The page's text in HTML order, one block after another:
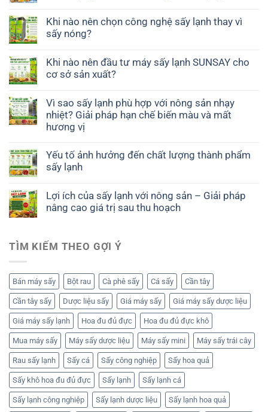
Khi nào nên chọn công nghệ sấy lạnh thay vì
sấy nóng?
Khi nào nên đầu tư máy sấy lạnh SUNSAY cho
cơ sở sản xuất?
Vì sao sấy lạnh phù hợp với nông sản nhạy
nhiệt? Giải pháp hạn chế biến màu và mất
hương vị
Yếu tố ảnh hưởng đến chất lượng thành phẩm
sấy lạnh
Lợi ích của sấy lạnh với nông sản – Giải pháp
nâng cao giá trị sau thu hoạch
TÌM KIẾM THEO GỢI Ý
Bán máy sấy Bột rau Cà phê sấy Cá sấy Cần tây
Cần tây sấy Dược liệu sấy Giá máy sấy Giá máy sấy dược liệu
Giá máy sấy lạnh Hoa đu đủ đực Hoa đu đủ đực khô
Mua máy sấy Máy sấy dược liệu Máy sấy mini Máy sấy trái cây
Rau sấy lạnh Sấy cá Sấy công nghiệp Sấy hoa quả
Sấy khô hoa đu đủ đực Sấy lạnh Sấy lạnh cá
Sấy lạnh công nghiệp Sấy lạnh dược liệu Sấy lạnh hoa quả